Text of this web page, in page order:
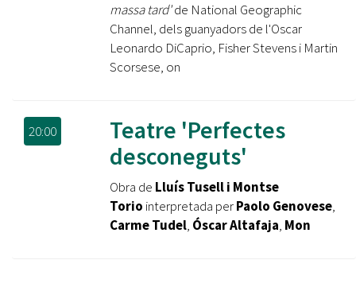
massa tard'de National Geographic
Channel, dels guanyadors de l'Oscar
Leonardo DiCaprio, Fisher Stevens i Martin
Scorsese, on
20:00
Teatre 'Perfectes
desconeguts'
Obra de Lluís Tusell i Montse
Torio interpretada perPaolo Genovese,
Carme Tudel, Óscar Altafaja, Mon